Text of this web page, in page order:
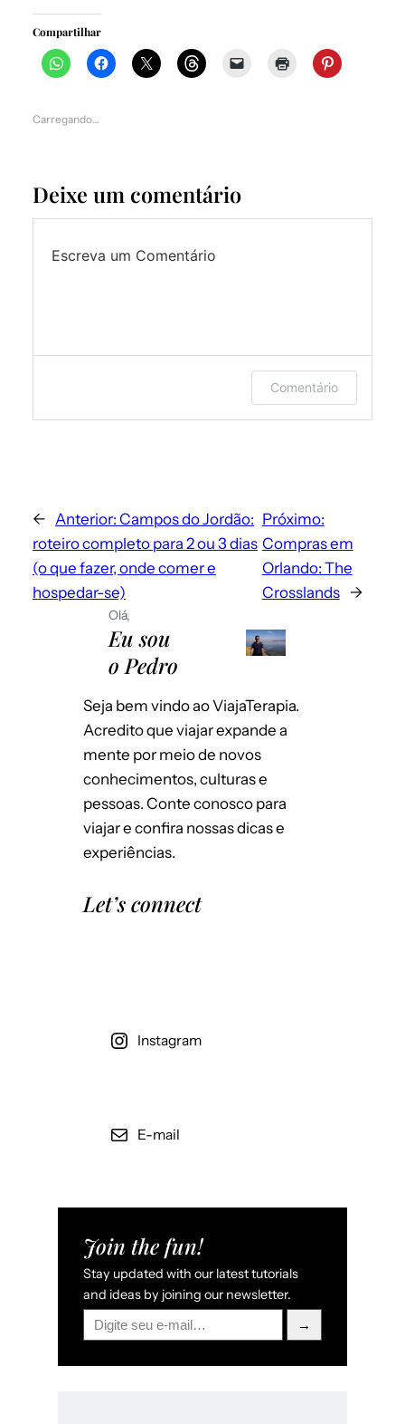
Compartilhar
Carregando…
Deixe um comentário
Escreva um Comentário
Faça login ou forneça seu nome e e-
mail para deixar um comentário.
Envie-me e-mails sobre novos posts.
Instantaneamente
Por dia
Por semana
Emails para novos comentários
Salvar meus dados neste navegador
para a próxima vez que eu comentar.
Comentário
← Anterior: Campos do Jordão:
roteiro completo para 2 ou 3 dias
(o que fazer, onde comer e
hospedar-se)
Próximo:
Compras em
Orlando: The
Crosslands
→
Olá,
Eu sou
o Pedro
Seja bem vindo ao ViajaTerapia.
Acredito que viajar expande a
mente por meio de novos
conhecimentos, culturas e
pessoas. Conte conosco para
viajar e confira nossas dicas e
experiências.
Let’s connect
Instagram
E-mail
Join the fun!
Stay updated with our latest tutorials
and ideas by joining our newsletter.
→